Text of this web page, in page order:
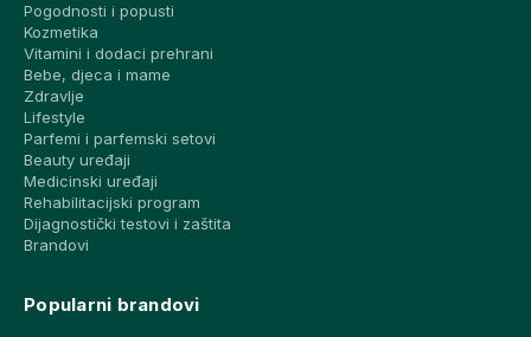
Pogodnosti i popusti
Kozmetika
Vitamini i dodaci prehrani
Bebe, djeca i mame
Zdravlje
Lifestyle
Parfemi i parfemski setovi
Beauty uređaji
Medicinski uređaji
Rehabilitacijski program
Dijagnostički testovi i zaštita
Brandovi
Popularni brandovi